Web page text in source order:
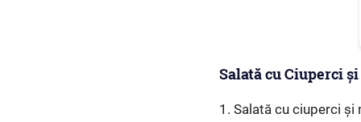
Salată cu Ciuperci
1. Salată cu ciuperci